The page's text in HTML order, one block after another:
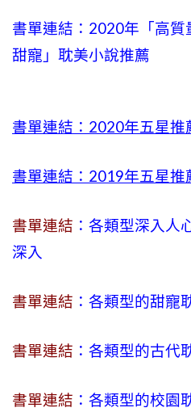
書單連結：2020年「高質
甜寵」耽美小說推薦
書單連結：2020年五星推
書單連結：2019年五星
書單連結 ：各類型深入人
深入
書單連結 ：各類型的甜寵
書單連結 ：各類型的古代
書單連結 ：各類型的校園